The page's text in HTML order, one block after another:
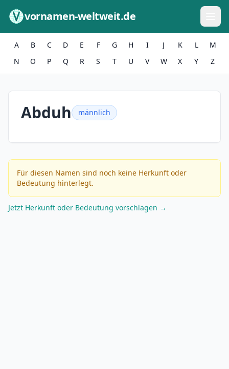
vornamen-weltweit.de
A B C D E F G H I J K L
M
N
O P Q R S T U V W X Y Z
Abduh männlich
Für diesen Namen sind noch keine Herkunft oder
Bedeutung hinterlegt.
Jetzt Herkunft oder Bedeutung vorschlagen →